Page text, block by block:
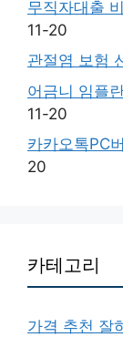
무직자대출
11-20
관절염 보험
어금니 임플
11-20
카카오톡PC
20
카테고리
가격 추천 잘